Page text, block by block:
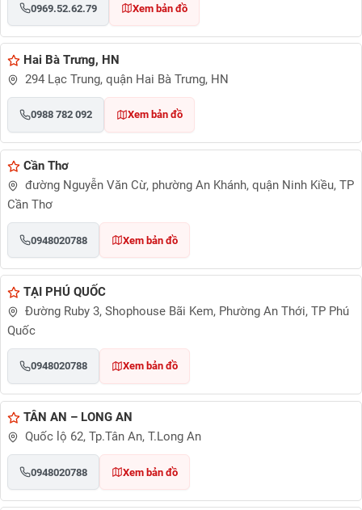
0969.52.62.79 Xem bản đồ
Hai Bà Trưng, HN
294 Lạc Trung, quận Hai Bà Trưng, HN
0988 782 092 Xem bản đồ
Cần Thơ
đường Nguyễn Văn Cừ, phường An Khánh, quận Ninh Kiều, TP
Cần Thơ
0948020788 Xem bản đồ
TẠI PHÚ QUỐC
Đường Ruby 3, Shophouse Bãi Kem, Phường An Thới, TP Phú
Quốc
0948020788 Xem bản đồ
TÂN AN – LONG AN
Quốc lộ 62, Tp.Tân An, T.Long An
0948020788 Xem bản đồ